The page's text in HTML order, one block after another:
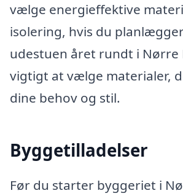
vælge energieffektive
isolering, hvis du
udestuen året rundt i Nørre
vigtigt at vælge materialer,
dine behov og stil.
Byggetilladelser
Før du starter byggeriet i